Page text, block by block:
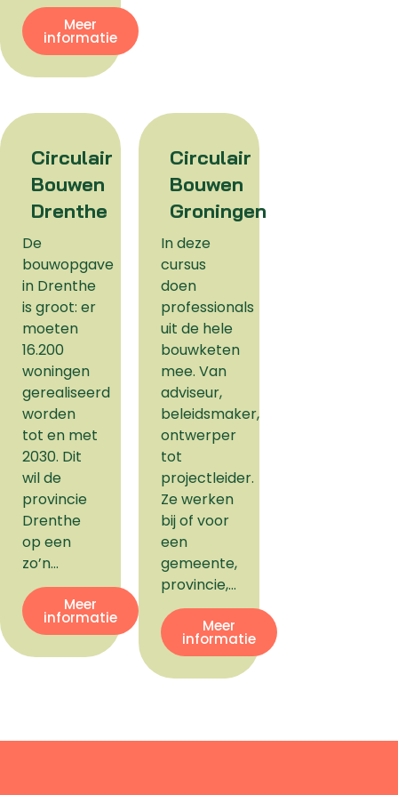
Meer
informatie
Circulair
Bouwen
Drenthe
De
bouwopgave
in Drenthe
is groot: er
moeten
16.200
woningen
gerealiseerd
worden
tot en met
2030. Dit
wil de
provincie
Drenthe
op een
zo’n…
Meer
informatie
Circulair
Bouwen
Groningen
In deze
cursus
doen
professionals
uit de hele
bouwketen
mee. Van
adviseur,
beleidsmaker,
ontwerper
tot
projectleider.
Ze werken
bij of voor
een
gemeente,
provincie,…
Meer
informatie